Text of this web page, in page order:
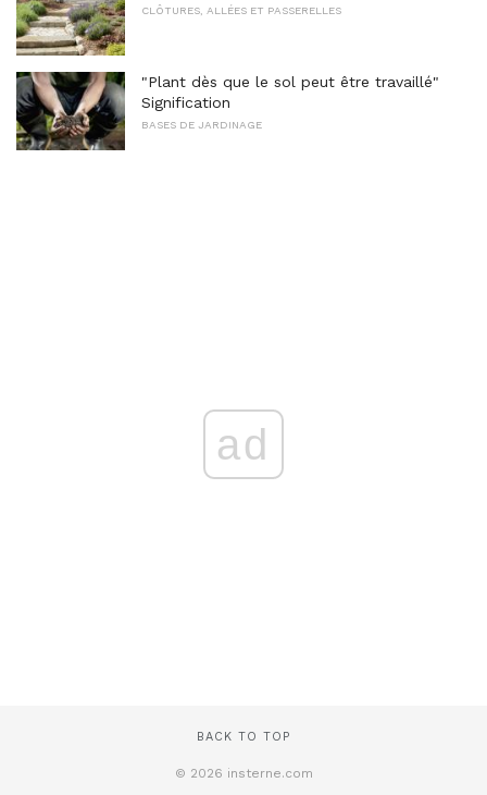
CLÔTURES, ALLÉES ET PASSERELLES
"Plant dès que le sol peut être travaillé"
Signification
BASES DE JARDINAGE
ad
BACK TO TOP
© 2026 insterne.com